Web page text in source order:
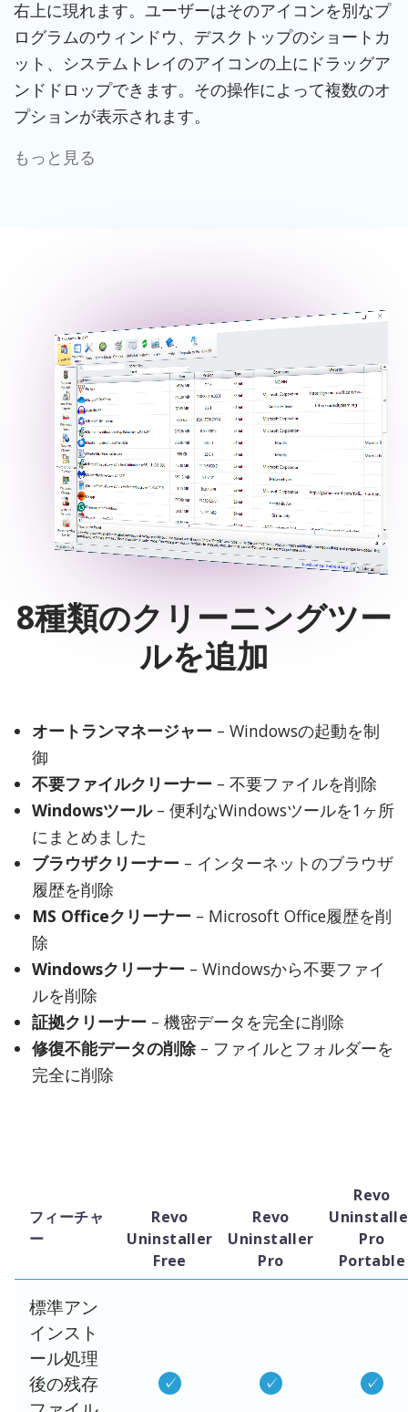
右上に現れます。ユーザーはそのアイコンを別なプ
ログラムのウィンドウ、デスクトップのショートカ
ット、システムトレイのアイコンの上にドラッグア
ンドドロップできます。その操作によって複数のオ
プションが表示されます。
もっと見る
8種類のクリーニングツー
ルを追加
オートランマネージャー – Windowsの起動を制
御
不要ファイルクリーナー – 不要ファイルを削除
Windowsツール – 便利なWindowsツールを1ヶ所
にまとめました
ブラウザクリーナー – インターネットのブラウザ
履歴を削除
MS Officeクリーナー – Microsoft Office履歴を削
除
Windowsクリーナー – Windowsから不要ファイ
ルを削除
証拠クリーナー – 機密データを完全に削除
修復不能データの削除 – ファイルとフォルダーを
完全に削除
フィーチャ
ー
Revo
Uninstaller
Free
Revo
Uninstaller
Pro
Revo
Pro
Portable
標準アン
インスト
ール処理
後の残存